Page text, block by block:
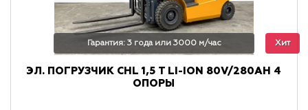
Хит
Гарантия: 3 года или 3000 м/час
ЭЛ. ПОГРУЗЧИК CHL 1,5 Т LI-ION 80V/280AH 4
ОПОРЫ